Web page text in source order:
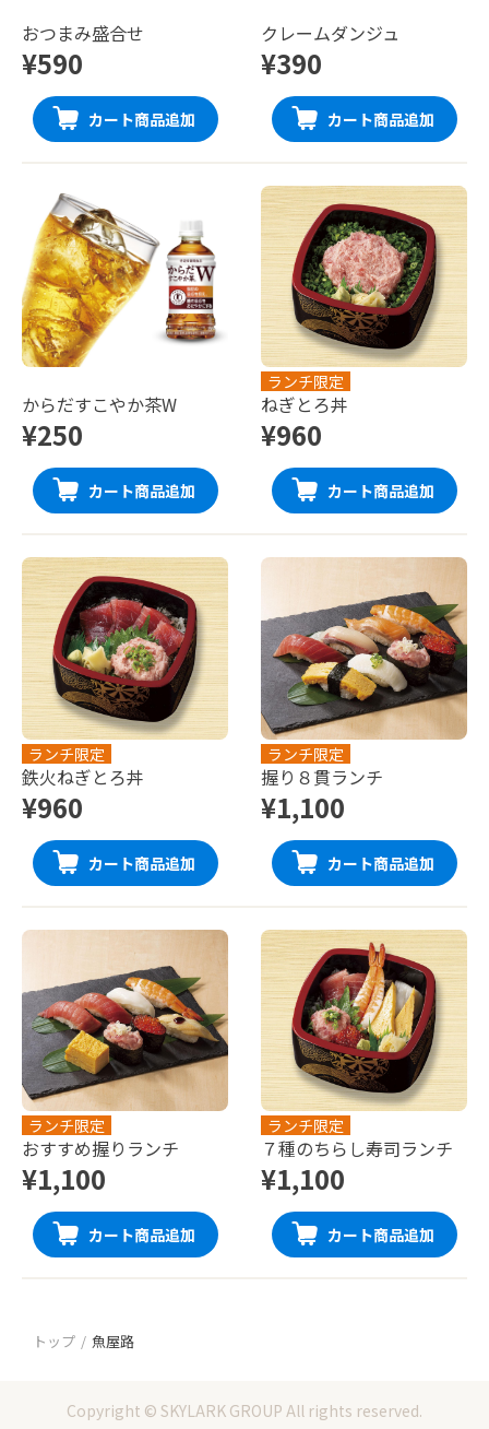
おつまみ盛合せ
¥590
カート商品追加
クレームダンジュ
¥390
カート商品追加
からだすこやか茶W
¥250
カート商品追加
ランチ限定
ねぎとろ丼
¥960
カート商品追加
ランチ限定
鉄火ねぎとろ丼
¥960
カート商品追加
ランチ限定
握り８貫ランチ
¥1,100
カート商品追加
ランチ限定
おすすめ握りランチ
¥1,100
カート商品追加
ランチ限定
７種のちらし寿司ランチ
¥1,100
カート商品追加
トップ 魚屋路
Copyright © SKYLARK GROUP All rights reserved.